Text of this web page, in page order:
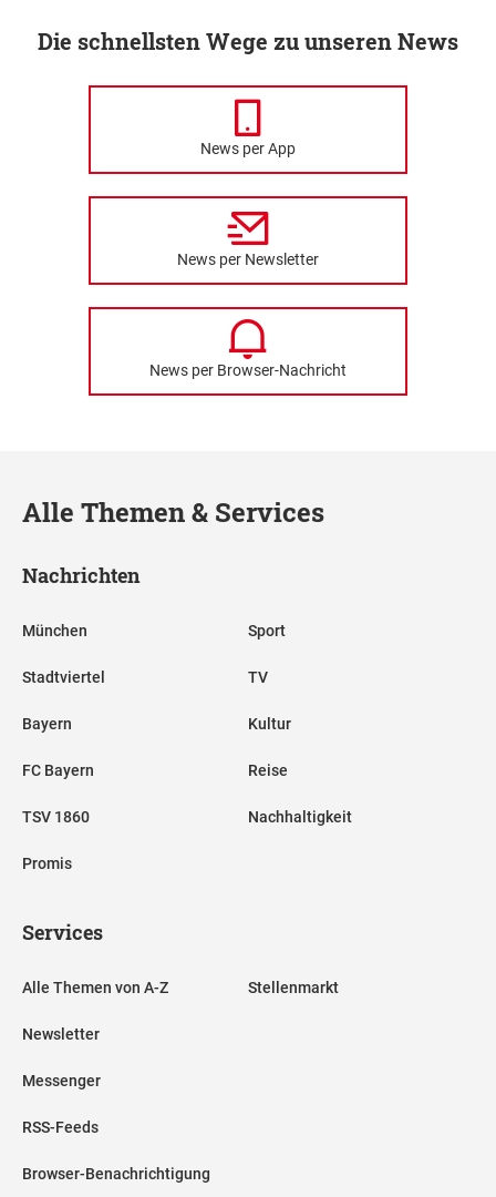
Die schnellsten Wege zu unseren News
News per App
News per Newsletter
News per Browser-Nachricht
Alle Themen & Services
Nachrichten
München
Stadtviertel
Bayern
FC Bayern
TSV 1860
Promis
Sport
TV
Kultur
Reise
Nachhaltigkeit
Services
Alle Themen von A-Z
Newsletter
Messenger
RSS-Feeds
Browser-Benachrichtigung
Stellenmarkt